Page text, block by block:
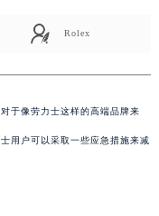
Rolex
于像劳力士这样的高端品牌来
用户可以采取一些应急措施来减